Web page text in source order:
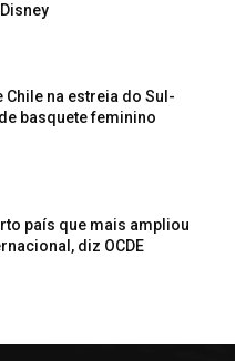
Chile na estreia do Sul-
basquete feminino
país que mais ampliou
diz OCDE